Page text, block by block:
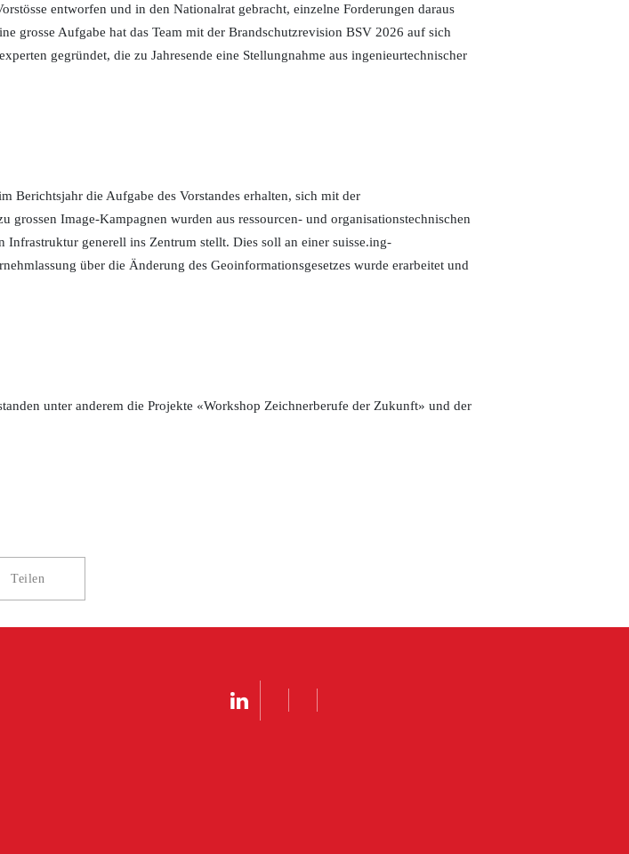
entworfen und in den Nationalrat gebracht, einzelne Forderungen daraus
grosse Aufgabe hat das Team mit der Brandschutzrevision BSV 2026 auf sich
gegründet, die zu Jahresende eine Stellungnahme aus ingenieurtechnischer
Berichtsjahr die Aufgabe des Vorstandes erhalten, sich mit der
Image-Kampagnen wurden aus ressourcen- und organisationstechnischen
generell ins Zentrum stellt. Dies soll an einer suisse.ing-
über die Änderung des Geoinformationsgesetzes wurde erarbeitet und
unter anderem die Projekte «Workshop Zeichnerberufe der Zukunft» und der
Teilen